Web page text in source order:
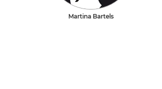
Martina Bartels